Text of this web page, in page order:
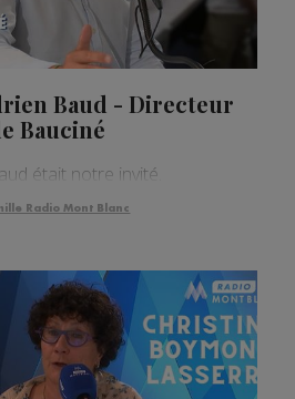
Baud - Directeur
Bauciné
était notre invité.
Radio Mont Blanc